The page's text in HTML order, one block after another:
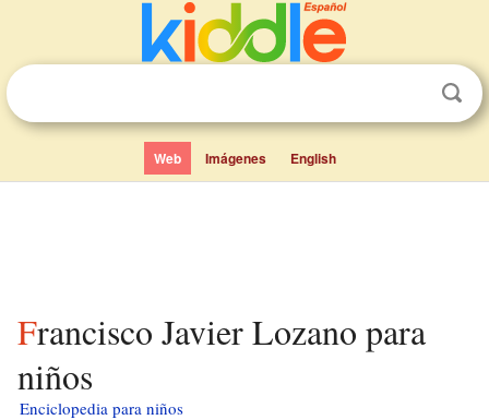
Web Imágenes English
Francisco Javier Lozano para
niños
Enciclopedia para niños